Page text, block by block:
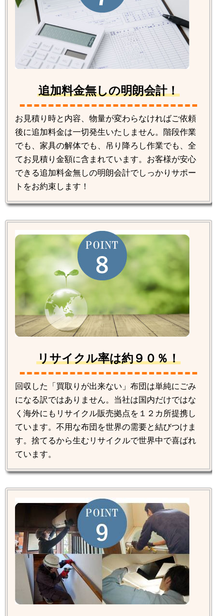
追加料金無しの明朗会計！
お見積り時と内容、物量が変わらなければご依頼
後に追加料金は一切発生いたしません。階段作業
でも、家具の解体でも、吊り降ろし作業でも、全
てお見積り金額に含まれています。お客様が安心
できる追加料金無しの明朗会計でしっかりサポー
トをお約束します！
リサイクル率は約９０％！
回収した「買取りが出来ない」布団は単純にごみ
になる訳ではありません。当社は国内だけではな
く海外にもリサイクル販売拠点を１２カ所提携し
ています。不用な布団を世界の需要と結びつけま
す。捨てるから生むリサイクルで世界中で喜ばれ
ています。